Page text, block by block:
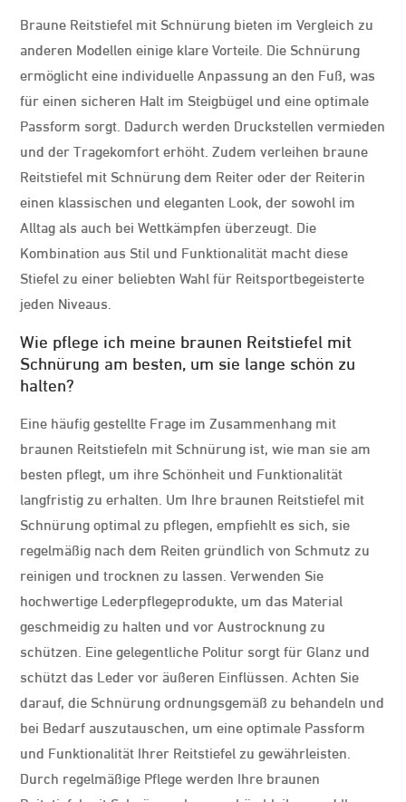
Braune Reitstiefel mit Schnürung bieten im Vergleich zu
anderen Modellen einige klare Vorteile. Die Schnürung
ermöglicht eine individuelle Anpassung an den Fuß, was
für einen sicheren Halt im Steigbügel und eine optimale
Passform sorgt. Dadurch werden Druckstellen vermieden
und der Tragekomfort erhöht. Zudem verleihen braune
Reitstiefel mit Schnürung dem Reiter oder der Reiterin
einen klassischen und eleganten Look, der sowohl im
Alltag als auch bei Wettkämpfen überzeugt. Die
Kombination aus Stil und Funktionalität macht diese
Stiefel zu einer beliebten Wahl für Reitsportbegeisterte
jeden Niveaus.
Wie pflege ich meine braunen Reitstiefel mit
Schnürung am besten, um sie lange schön zu
halten?
Eine häufig gestellte Frage im Zusammenhang mit
braunen Reitstiefeln mit Schnürung ist, wie man sie am
besten pflegt, um ihre Schönheit und Funktionalität
langfristig zu erhalten. Um Ihre braunen Reitstiefel mit
Schnürung optimal zu pflegen, empfiehlt es sich, sie
regelmäßig nach dem Reiten gründlich von Schmutz zu
reinigen und trocknen zu lassen. Verwenden Sie
hochwertige Lederpflegeprodukte, um das Material
geschmeidig zu halten und vor Austrocknung zu
schützen. Eine gelegentliche Politur sorgt für Glanz und
schützt das Leder vor äußeren Einflüssen. Achten Sie
darauf, die Schnürung ordnungsgemäß zu behandeln und
bei Bedarf auszutauschen, um eine optimale Passform
und Funktionalität Ihrer Reitstiefel zu gewährleisten.
Durch regelmäßige Pflege werden Ihre braunen